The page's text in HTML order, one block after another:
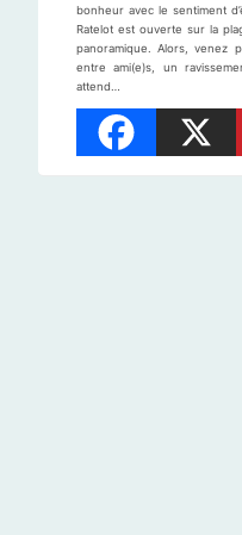
bonheur avec le sentiment
Ratelot est ouverte sur la
panoramique. Alors, venez
entre ami(e)s, un
attend…